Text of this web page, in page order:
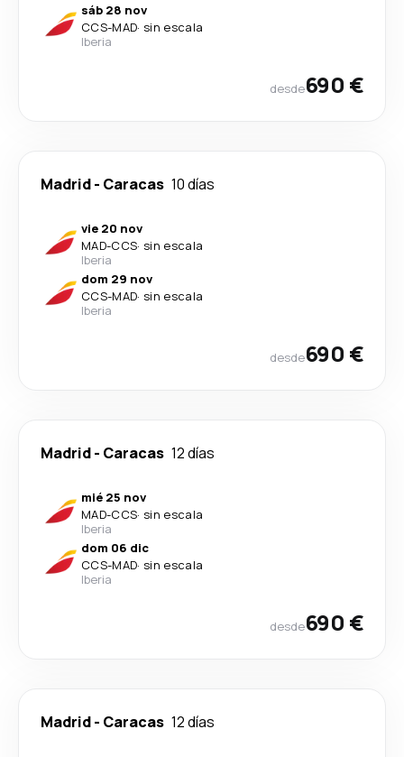
sáb 28 nov
CCS-MAD· sin escala
Iberia
desde690 €
Madrid- Caracas 10 días
vie 20 nov
MAD-CCS· sin escala
Iberia
dom 29 nov
CCS-MAD· sin escala
Iberia
desde690 €
Madrid- Caracas 12 días
mié 25 nov
MAD-CCS· sin escala
Iberia
dom 06 dic
CCS-MAD· sin escala
Iberia
desde690 €
Madrid- Caracas 12 días